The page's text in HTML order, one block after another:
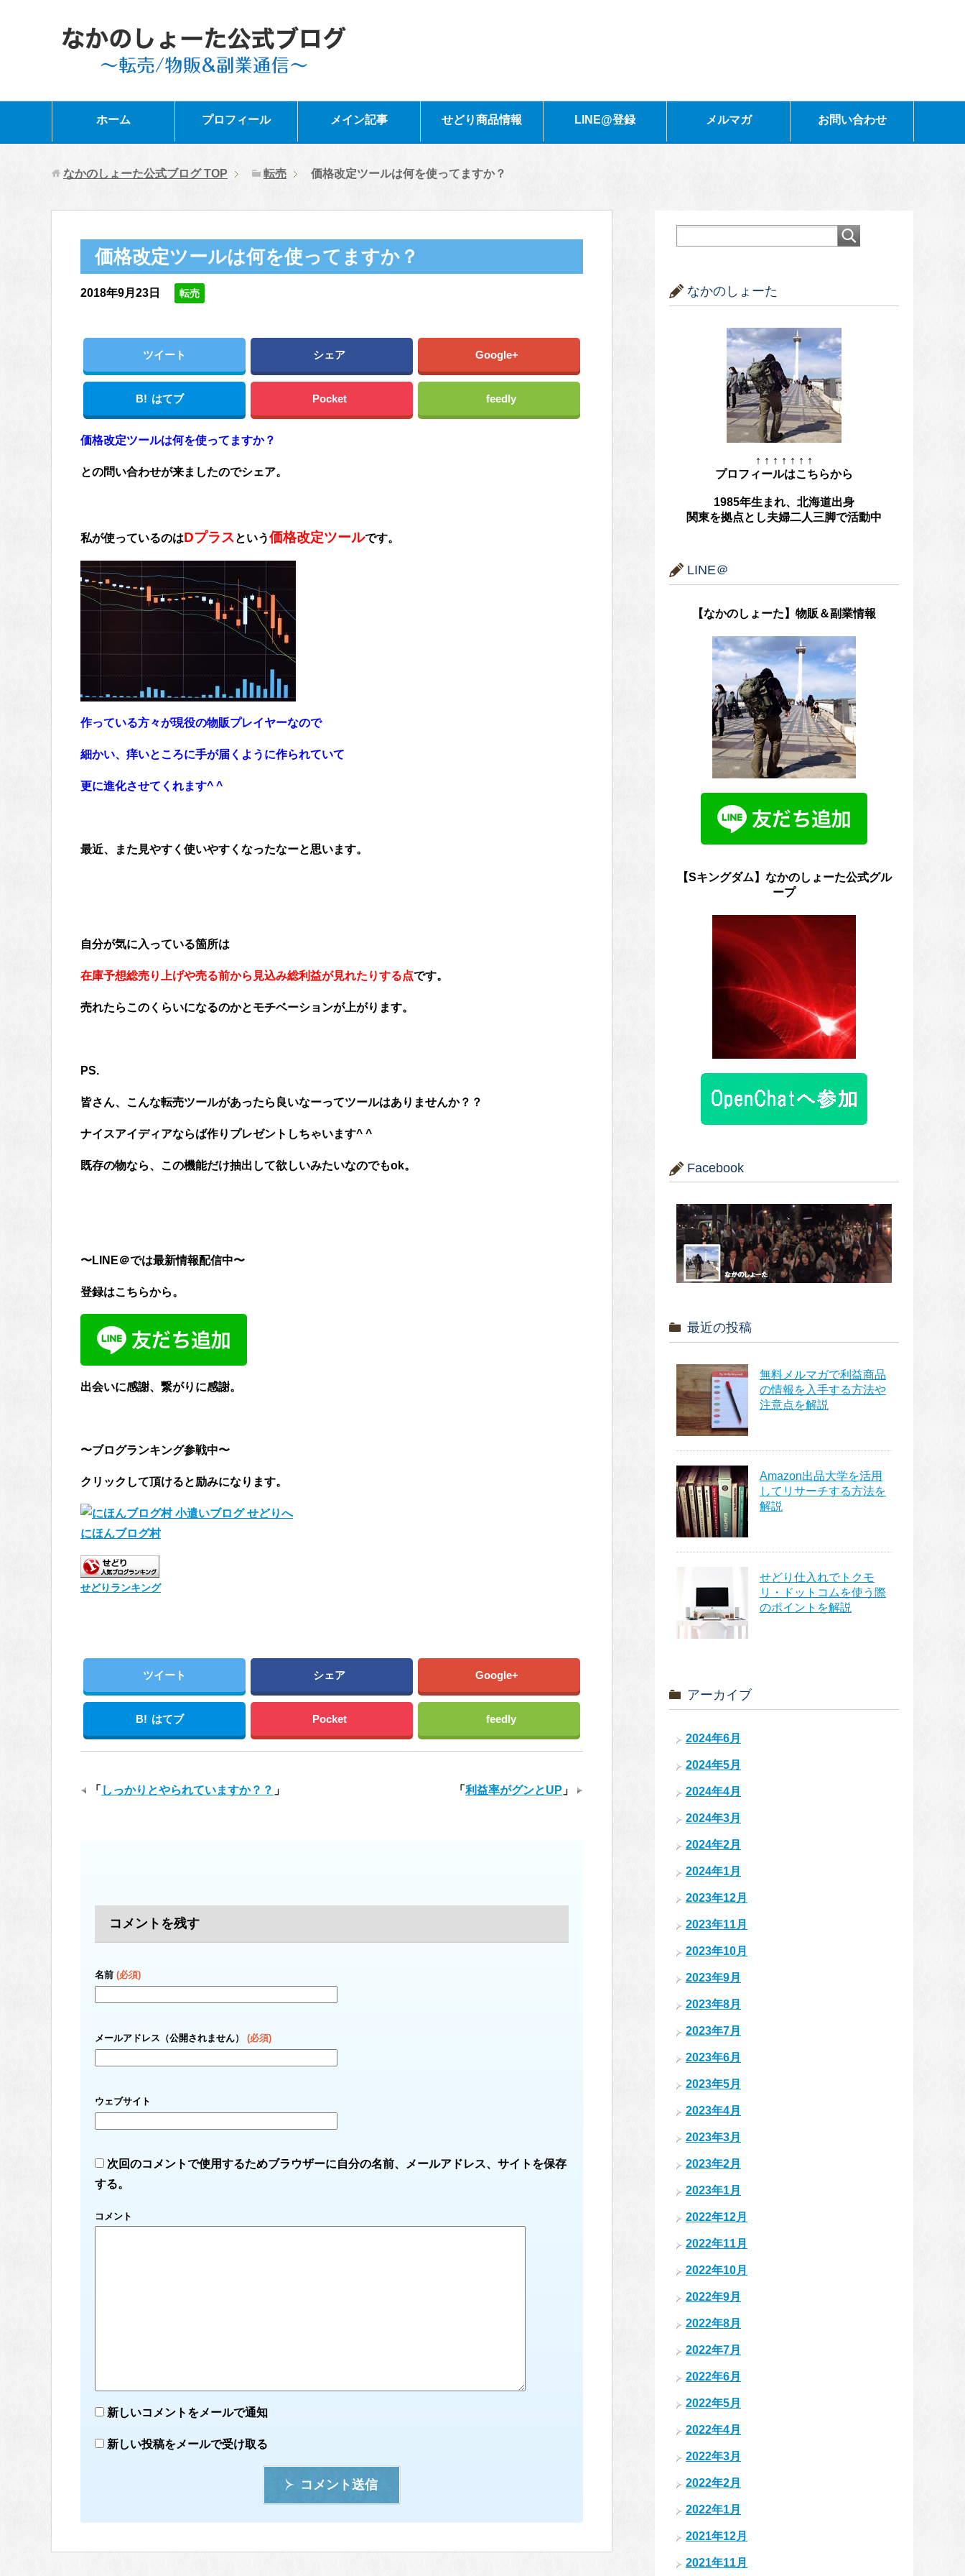
ホーム プロフィール メイン記事 せどり商品情報 LINE@登録 メルマガ お問い合わせ
なかのしょーた公式ブログTOP 転売 価格改定ツールは何を使ってますか？
価格改定ツールは何を使ってますか？
2018年9月23日 転売
ツイート シェア Google+
B! はてブ Pocket feedly
価格改定ツールは何を使ってますか？
との問い合わせが来ましたのでシェア。
私が使っているのはDプラス という価格改定ツールです。
作っている方々が現役の物販プレイヤーなので
細かい、痒いところに手が届くように作られていて
更に進化させてくれます^ ^
最近、また見やすく使いやすくなったなーと思います。
自分が気に入っている箇所は
在庫予想総売り上げや売る前から見込み総利益が見れたりする点です。
売れたらこのくらいになるのかとモチベーションが上がります。
PS.
皆さん、こんな転売ツールがあったら良いなーってツールはありませんか？？
ナイスアイディアならば作りプレゼントしちゃいます^ ^
既存の物なら、この機能だけ抽出して欲しいみたいなのでもok。
〜LINE＠では最新情報配信中〜
登録はこちらから。
出会いに感謝、繋がりに感謝。
〜ブログランキング参戦中〜
クリックして頂けると励みになります。
にほんブログ村
せどりランキング
ツイート シェア Google+
B! はてブ Pocket feedly
「 利益率がグンとUP 」
「 しっかりとやられていますか？？ 」
コメントを残す
名前 (必須)
メールアドレス（公開されません） (必須)
ウェブサイト
次回のコメントで使用するためブラウザーに自分の名前、メールアドレス、サイトを保存
する。
コメント
新しいコメントをメールで通知
新しい投稿をメールで受け取る
コメント送信
なかのしょーた
↑ ↑ ↑ ↑ ↑ ↑ ↑
プロフィールはこちらから
1985年生まれ、北海道出身
関東を拠点とし夫婦二人三脚で活動中
LINE＠
【なかのしょーた】物販＆副業情報
【Sキングダム】なかのしょーた公式グル
ープ
Facebook
最近の投稿
無料メルマガで利益商品
の情報を入手する方法や
注意点を解説
Amazon出品大学を活用
してリサーチする方法を
解説
せどり仕入れでトクモ
リ・ドットコムを使う際
のポイントを解説
アーカイブ
2024年6月
2024年5月
2024年4月
2024年3月
2024年2月
2024年1月
2023年12月
2023年11月
2023年10月
2023年9月
2023年8月
2023年7月
2023年6月
2023年5月
2023年4月
2023年3月
2023年2月
2023年1月
2022年12月
2022年11月
2022年10月
2022年9月
2022年8月
2022年7月
2022年6月
2022年5月
2022年4月
2022年3月
2022年2月
2022年1月
2021年12月
2021年11月